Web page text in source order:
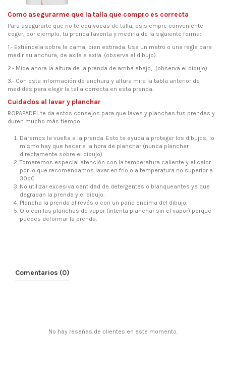
Como asegurarme que la talla que compro es correcta
Para asegurarte que no te equivocas de talla, es siempre conveniente
coger, por ejemplo, tu prenda favorita y medirla de la siguiente forma:
1.- Extiéndela sobre la cama, bien estirada. Usa un metro o una regla para
medir su anchura, de axila a axila. (observa el dibujo).
2.- Mide ahora la altura de la prenda de arriba abajo, (observa el dibujo).
3.- Con esta información de anchura y altura mira la tabla anterior de
medidas para elegir la talla correcta en esta prenda.
Cuidados al lavar y planchar
ROPAPADEL te da estos consejos para que laves y planches tus prendas y
duren mucho más tiempo.
Daremos la vuelta a la prenda. Esto te ayuda a proteger los dibujos, lo
mismo hay que hacer a la hora de planchar (nunca planchar
directamente sobre el dibujo)
Tomaremos especial atención con la temperatura caliente y el calor
por lo que recomendamos lavar en frío o a temperatura no superior a
30ºC
No utilizar excesiva cantidad de detergentes o blanqueantes ya que
degradan la prenda y el dibujo.
Plancha la prenda al revés o con un paño encima del dibujo.
Ojo con las planchas de vapor (intenta planchar sin el vapor) porque
puedes deformar la prenda.
Comentarios (0)
No hay reseñas de clientes en este momento.